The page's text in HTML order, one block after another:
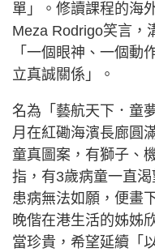
單」。修讀課程的海
Meza Rodrigo笑言，
「一個眼神、一個動
立真誠關係」。
名為「藝航天下．童
月在紅磡海濱長廊圓
童真圖案，有獅子、
指，有3歲病童一直
患病無法如願，便畫
晚偕在港生活的姊姊
當珍貴，希望延續「